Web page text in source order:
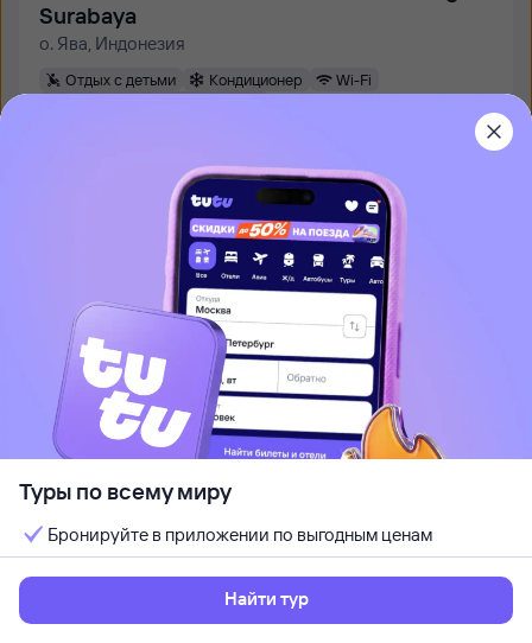
Surabaya
о. Ява, Индонезия
Отдых с детьми Кондиционер
Wi-Fi
220 ⁠115 ⁠₽
13 авг, чт — 19 авг, ср
Выбрать
5 JW Marriott Surabaya
о. Ява, Индонезия
Wi-Fi
Идеально для отдыха парой
Туры по всему миру
Бронируйте в приложении по выгодным ценам
Найти тур